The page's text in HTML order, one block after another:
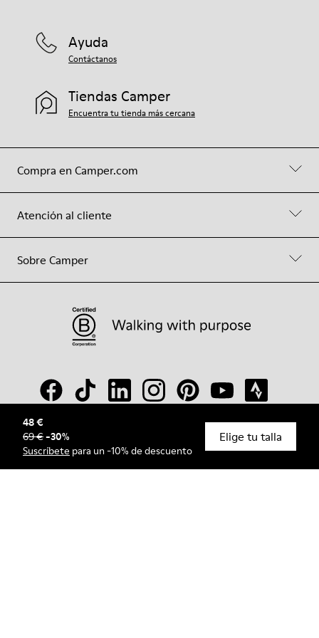
48 €
69 €-30%
Suscríbete para un -10% de descuento
Elige tu talla
Compra en Camper.com
Atención al cliente
Sobre Camper
Ayuda
Contáctanos
Tiendas Camper
Encuentra tu tienda más cercana
© Camper, 2026